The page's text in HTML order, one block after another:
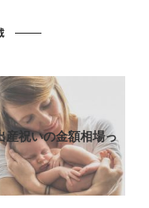
産祝いの金額相場っ
て？出産祝い…